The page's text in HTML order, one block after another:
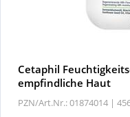
Cetaphil
empfindliche Haut
PZN/Art.Nr.: 01874014 |